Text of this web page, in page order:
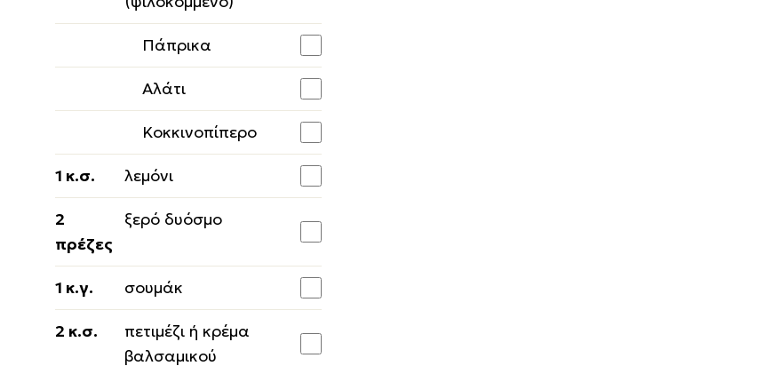
Πάπρικα
Αλάτι
Κοκκινοπίπερο
1 κ.σ. λεμόνι
2
πρέζες
ξερό δυόσμο
1 κ.γ. σουμάκ
2 κ.σ.
πετιμέζι ή κρέμα
βαλσαμικού